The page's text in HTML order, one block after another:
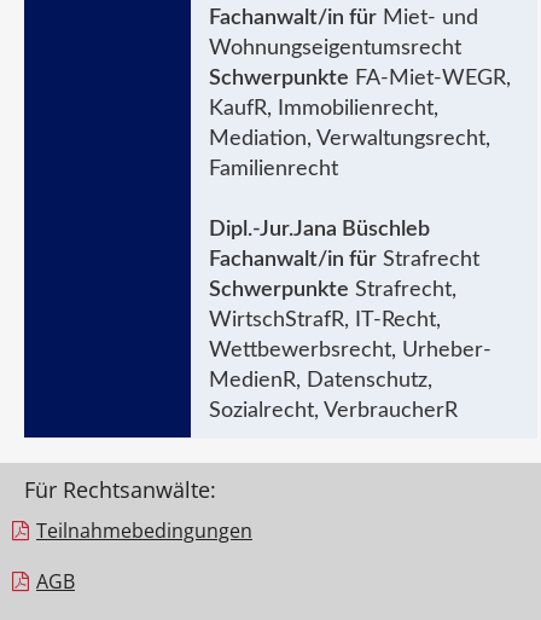
Fachanwalt/in für Miet- und
Wohnungseigentumsrecht
Schwerpunkte FA-Miet-WEGR,
KaufR, Immobilienrecht,
Mediation, Verwaltungsrecht,
Familienrecht
Dipl.-Jur.Jana Büschleb
Fachanwalt/in für Strafrecht
Schwerpunkte Strafrecht,
WirtschStrafR, IT-Recht,
Wettbewerbsrecht, Urheber-
MedienR, Datenschutz,
Sozialrecht, VerbraucherR
Für Rechtsanwälte:
Teilnahme­bedingungen
AGB